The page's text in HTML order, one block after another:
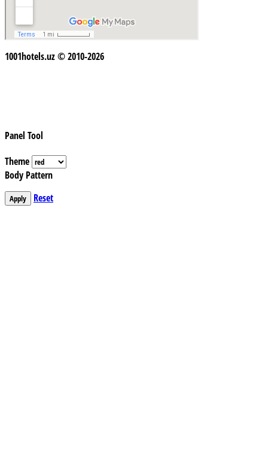
1001hotels.uz © 2010-2026
Panel Tool
Theme
Body Pattern
Apply Reset